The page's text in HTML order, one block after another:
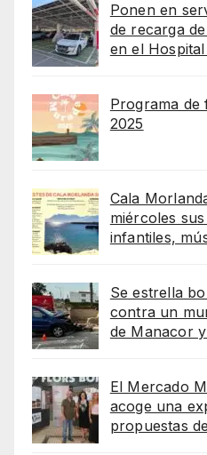
Ponen en
de recarga
en el
Programa de
2025
Cala
miércoles
infantiles,
Se estrella
contra un
de Manacor
El Mercado
acoge una
propuestas